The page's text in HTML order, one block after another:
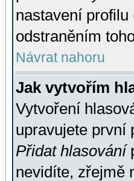
nastavení
odstraněním
Návrat nahoru
Jak vytvořím
Vytvoření
upravujete první
Přidat hlasování
nevidíte, zřejmě